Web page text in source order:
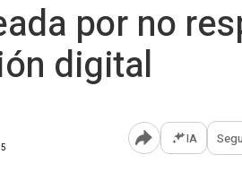
por no
digital
Abrir opciones para
IA